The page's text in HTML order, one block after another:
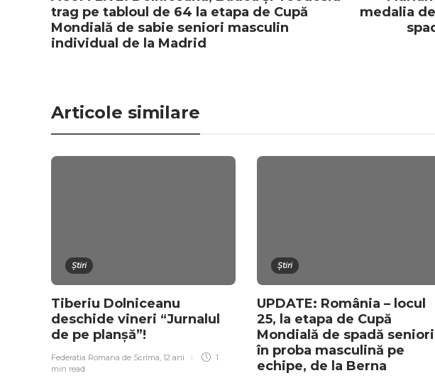
trag pe tabloul de 64 la etapa de Cupă
Mondială de sabie seniori masculin
individual de la Madrid
medalia
Articole similare
Știri
Tiberiu Dolniceanu
deschide vineri “Jurnalul
de pe planșă”!
Federatia Romana de Scrima 12 ani
1
min read
Știri
UPDATE: România – locul
25, la etapa de Cupă
Mondială de spadă
în proba masculină pe
echipe, de la Berna